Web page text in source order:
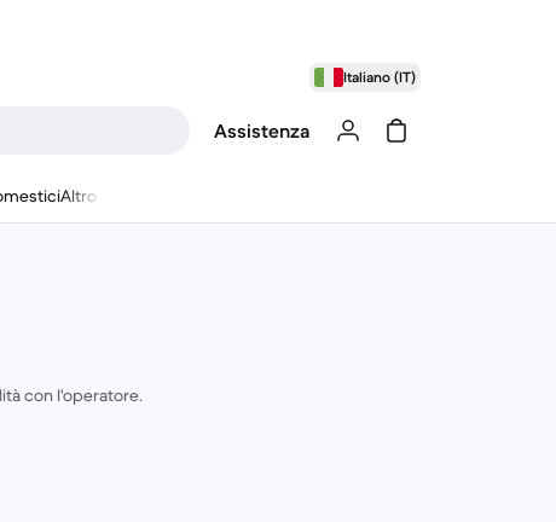
Italiano (IT)
Assistenza
Altro
con l'operatore.